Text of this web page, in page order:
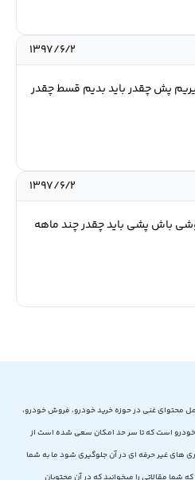
۱۳۹۷/۶/۲
پش چقدر باید بدیم قسط چقدر
۱۳۹۷/۶/۲
باش پشی باید چقدر چند ماهه
محتوای غنی در حوزه خرید خودرو، فروش خودرو،
خودرو است که تا سر حد امکان سعی شده است از
های غیر حرفه ای در آن جلوگیری شود ما به شما